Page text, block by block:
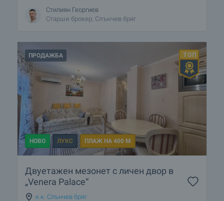
Стилиян Георгиев
Старши брокер, Слънчев бряг
ПРОДАЖБА
НОВО ЛУКС ПЛАЖ НА 400 М
Двуетажен мезонет с личен двор в
„Venera Palace“
к.к. Слънчев бряг